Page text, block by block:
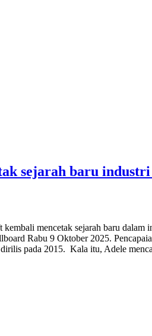
sejarah baru
mencetak sejarah baru
Rabu 9 Oktober 2025.
pada 2015. Kala itu, Adele